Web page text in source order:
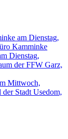
am Dienstag,
Kamminke
Dienstag,
der FFW Garz,
Mittwoch,
Stadt Usedom,